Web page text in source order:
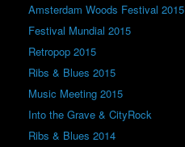
Amsterdam Woods Festival 2015
Festival Mundial 2015
Retropop 2015
Ribs & Blues 2015
Music Meeting 2015
Into the Grave & CityRock
Ribs & Blues 2014